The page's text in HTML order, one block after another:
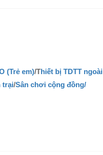
(Trẻ em)/Thiết bị TDTT
trại/Sân chơi cộng đồng/